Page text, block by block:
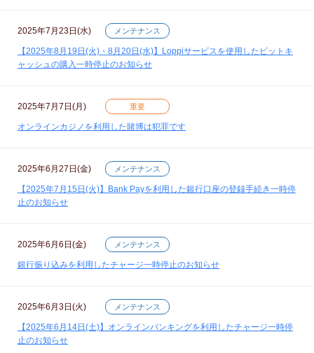
2025年7月23日(水) メンテナンス
【2025年8月19日(火)・8月20日(水)】Loppiサービスを使用したビットキ
ャッシュの購入一時停止のお知らせ
2025年7月7日(月) 重要
オンラインカジノを利用した賭博は犯罪です
2025年6月27日(金) メンテナンス
【2025年7月15日(火)】Bank Payを利用した銀行口座の登録手続き一時停
止のお知らせ
2025年6月6日(金) メンテナンス
銀行振り込みを利用したチャージ一時停止のお知らせ
2025年6月3日(火) メンテナンス
【2025年6月14日(土)】オンラインバンキングを利用したチャージ一時停
止のお知らせ